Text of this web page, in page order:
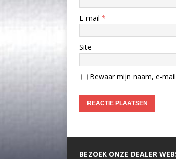
E-mail *
Site
Bewaar mijn naam, e-
BEZOEK ONZE DEALER